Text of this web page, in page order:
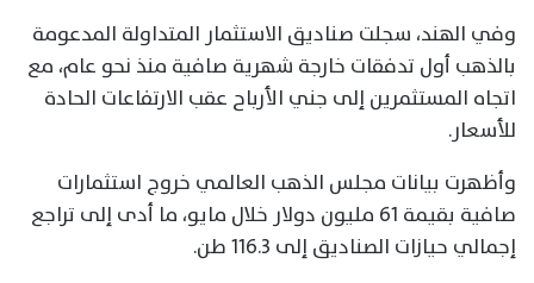
وفي الهند، سجلت صناديق الاستثمار المتداولة المدعومة
بالذهب أول تدفقات خارجة شهرية صافية منذ نحو عام، مع
اتجاه المستثمرين إلى جني الأرباح عقب الارتفاعات الحادة
للأسعار.
وأظهرت بيانات مجلس الذهب العالمي خروج استثمارات
صافية بقيمة 61 مليون دولار خلال مايو، ما أدى إلى تراجع
إجمالي حيازات الصناديق إلى 116.3 طن.